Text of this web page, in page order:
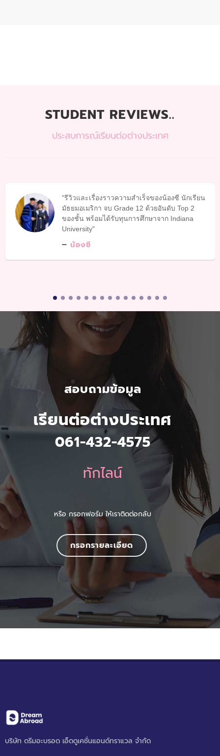
STUDENT REVIEWS..
ประสบการณ์เรียนต่อต่างประเทศ
รีวิวและเรื่องราวความสำเร็จของน้องซี นักเรียน
มัธยมอเมริกา จบ Grade 12 ด้วยอันดับ Top 2
ของชั้น พร้อมได้รับทุนการศึกษาจาก Indiana
University
น้องซี
สอบถามข้อมูล
เรียนต่อต่างประเทศ
061-432-4575
ทักไลน์
หรือ กรอกฟอร์ม ให้เราติดต่อกลับ
กรอกรายละเอียด
บริษัท ดรีมอะบรอด เอ็ดดูเคชั่นแอนด์ทราแวล จำกัด